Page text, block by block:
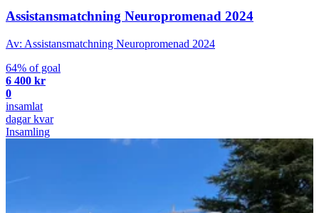
Assistansmatchning Neuropromenad 2024
Av: Assistansmatchning Neuropromenad 2024
64% of goal
6 400 kr
0
insamlat
dagar kvar
Insamling